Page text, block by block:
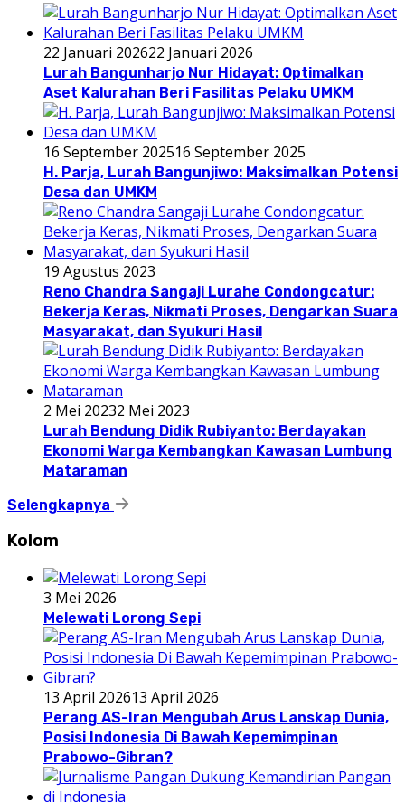
22 Januari 202622 Januari 2026
Lurah Bangunharjo Nur Hidayat: Optimalkan
Aset Kalurahan Beri Fasilitas Pelaku UMKM
16 September 202516 September 2025
H. Parja, Lurah Bangunjiwo: Maksimalkan Potensi
Desa dan UMKM
19 Agustus 2023
Reno Chandra Sangaji Lurahe Condongcatur:
Bekerja Keras, Nikmati Proses, Dengarkan Suara
Masyarakat, dan Syukuri Hasil
2 Mei 20232 Mei 2023
Lurah Bendung Didik Rubiyanto: Berdayakan
Ekonomi Warga Kembangkan Kawasan Lumbung
Mataraman
Selengkapnya
Kolom
3 Mei 2026
Melewati Lorong Sepi
13 April 202613 April 2026
Perang AS-Iran Mengubah Arus Lanskap Dunia,
Posisi Indonesia Di Bawah Kepemimpinan
Prabowo-Gibran?